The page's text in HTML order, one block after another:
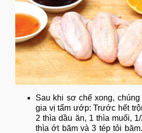
Sau khi sơ chế xong,
gia vị tẩm ướp: Trước hết
2 thìa dầu ăn, 1 thìa muối,
thìa ớt băm và 3 tép tỏi